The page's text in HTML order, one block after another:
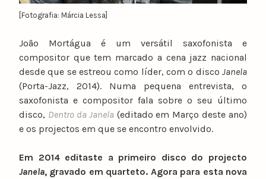
[Fotografia: Márcia Lessa]
João Mortágua é um versátil saxofonista e
compositor que tem marcado a cena jazz nacional
desde que se estreou como líder, com o disco Janela
(Porta-Jazz, 2014). Numa pequena entrevista, o
saxofonista e compositor fala sobre o seu último
disco, Dentro da Janela(editado em Março deste ano)
e os projectos em que se encontro envolvido.
Em 2014 editaste a primeiro disco do projecto
Janela, gravado em quarteto. Agora para esta nova